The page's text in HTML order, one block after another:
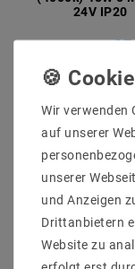
24V IP20
5 Meter | 5,52 € /
Artikel
Wir verwenden
auf unserer
unserer
und Anzeigen
Drittanbietern
Website zu